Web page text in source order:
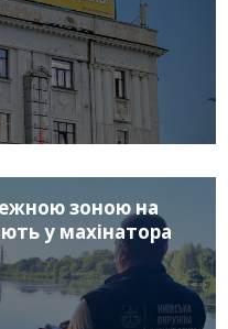
зоною на
у махінатора